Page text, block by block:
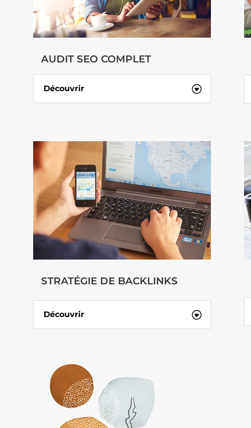
AUDIT SEO COMPLET
Découvrir
STRATÉGIE DE BACKLINKS
Découvrir